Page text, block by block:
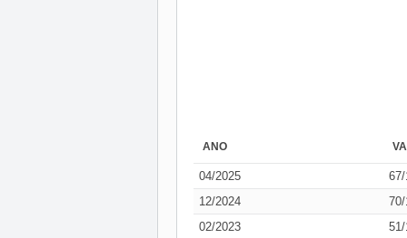
AÑO
04/2025
12/2024
02/2023